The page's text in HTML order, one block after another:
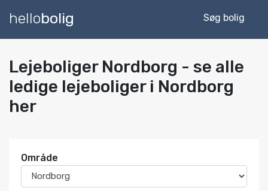
hellobolig Søg bolig
Lejeboliger Nordborg - se alle
ledige lejeboliger i Nordborg
her
Område